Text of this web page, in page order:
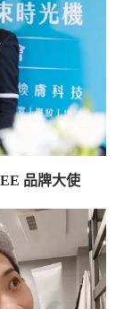
品牌大使